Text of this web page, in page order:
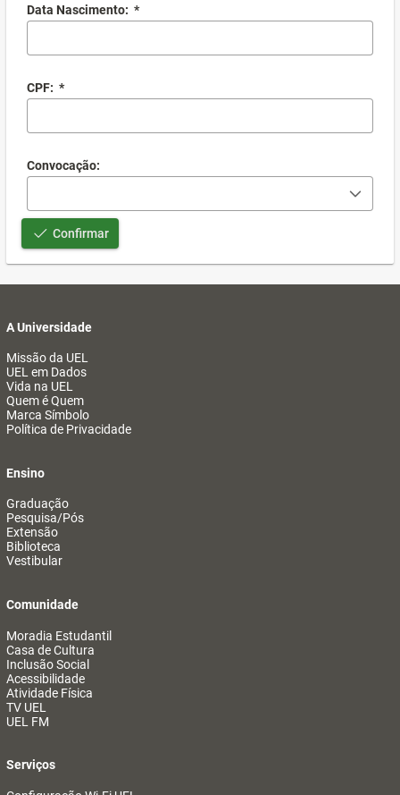
Data Nascimento: *
CPF: *
Convocação:
Confirmar
A Universidade
Missão da UEL
UEL em Dados
Vida na UEL
Quem é Quem
Marca Símbolo
Política de Privacidade
Ensino
Graduação
Pesquisa/Pós
Extensão
Biblioteca
Vestibular
Comunidade
Moradia Estudantil
Casa de Cultura
Inclusão Social
Acessibilidade
Atividade Física
TV UEL
UEL FM
Serviços